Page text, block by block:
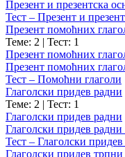
Презент и презентска
Тест – Презент и
Презент помоћних
Теме: 2 | Тест: 1
Презент помоћних
Презент помоћних
Тест – Помоћни глаголи
Глаголски придев радни
Теме: 2 | Тест: 1
Глаголски придев радни
Глаголски придев
Тест – Глаголски
Глаголски придев трпни